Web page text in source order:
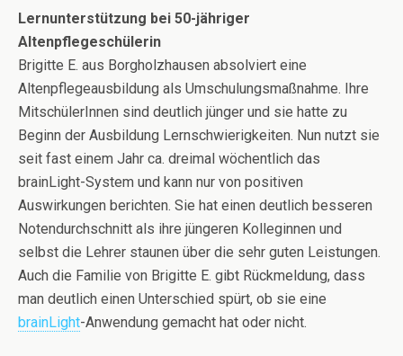
Lernunterstützung bei 50-jähriger
Altenpflegeschülerin
Brigitte E. aus Borgholzhausen absolviert eine
Altenpflegeausbildung als Umschulungsmaßnahme. Ihre
MitschülerInnen sind deutlich jünger und sie hatte zu
Beginn der Ausbildung Lernschwierigkeiten. Nun nutzt sie
seit fast einem Jahr ca. dreimal wöchentlich das
brainLight-System und kann nur von positiven
Auswirkungen berichten. Sie hat einen deutlich besseren
Notendurchschnitt als ihre jüngeren Kolleginnen und
selbst die Lehrer staunen über die sehr guten Leistungen.
Auch die Familie von Brigitte E. gibt Rückmeldung, dass
man deutlich einen Unterschied spürt, ob sie eine
brainLight-Anwendung gemacht hat oder nicht.